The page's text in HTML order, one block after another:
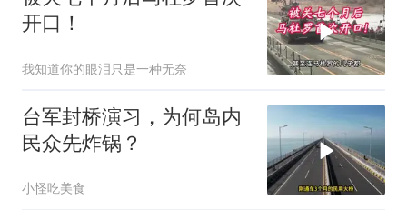
开口！
我知道你的眼泪只是一种无奈
台军封桥演习，为何岛内
民众先炸锅？
小怪吃美食